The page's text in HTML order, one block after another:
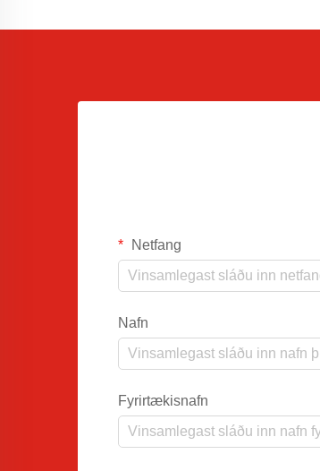
Netfang
Nafn
Fyrirtækisnafn